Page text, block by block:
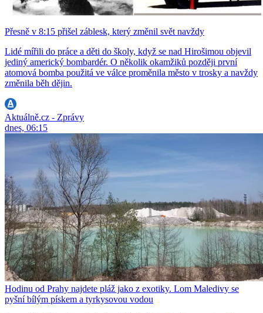
Přesně v 8:15 přišel záblesk, který změnil svět navždy
Lidé mířili do práce a děti do školy, když se nad Hirošimou objevil
jediný americký bombardér. O několik okamžiků později první
atomová bomba použitá ve válce proměnila město v trosky a navždy
změnila běh dějin.
Aktuálně.cz - Zprávy
dnes, 06:15
Hodinu od Prahy najdete pláž jako z exotiky. Lom Maledivy se
pyšní bílým pískem a tyrkysovou vodou